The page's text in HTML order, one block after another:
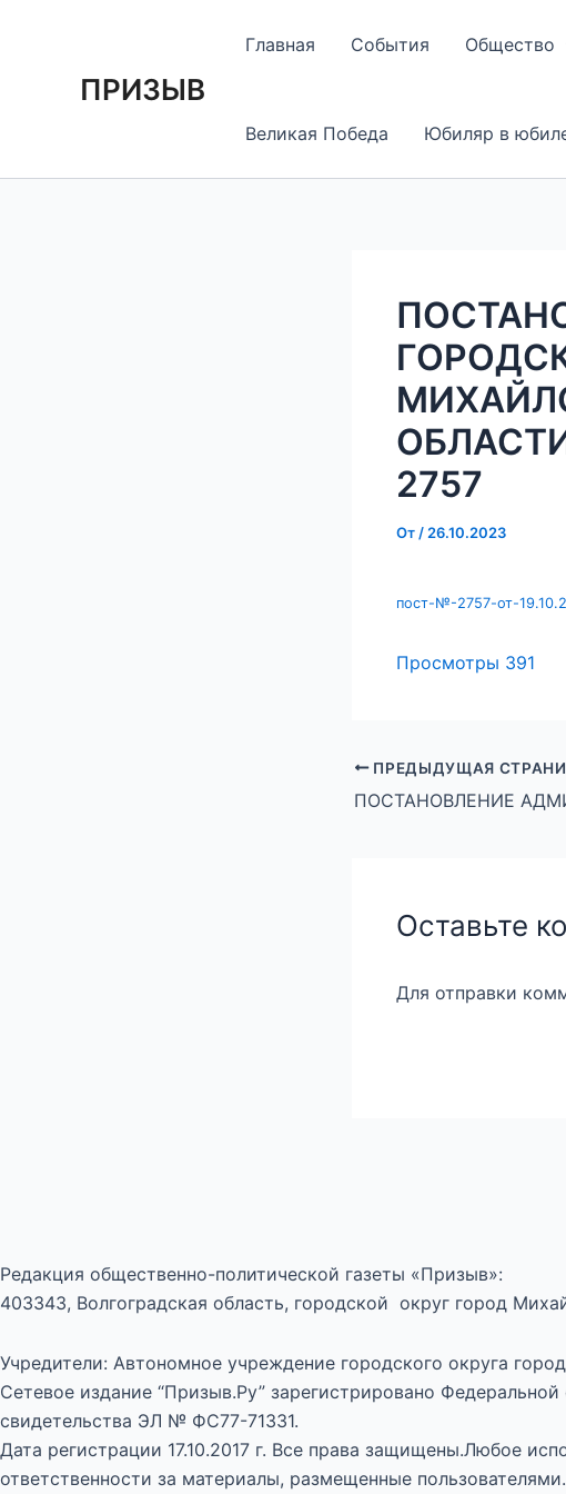
ПРИЗЫВ
Главная События Общество
Великая Победа Юбиляр в
ОБЛАСТИ
2757
От / 26.10.2023
пост-№-2757-от-
Просмотры 391
по
ПРЕДЫДУЩАЯ
Оставьте
Для отправки
Редакция общественно-политической газеты «Призыв»:
403343, Волгоградская область, городской округ город
Учредители: Автономное учреждение городского округа
Сетевое издание “Призыв.Ру” зарегистрировано
свидетельства ЭЛ № ФС77-71331.
Дата регистрации 17.10.2017 г. Все права защищены.Любое
ответственности за материалы, размещенные пользователями.